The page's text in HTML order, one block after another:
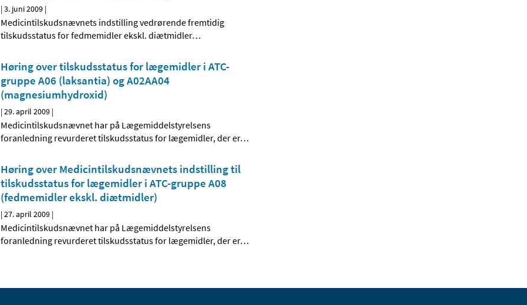
|3. juni 2009 |
Medicintilskudsnævnets indstilling vedrørende fremtidig
tilskudsstatus for fedmemidler ekskl. diætmidler…
Høring over tilskudsstatus for lægemidler i ATC-
gruppe A06 (laksantia) og A02AA04
(magnesiumhydroxid)
|29. april 2009 |
Medicintilskudsnævnet har på Lægemiddelstyrelsens
foranledning revurderet tilskudsstatus for lægemidler, der er…
Høring over Medicintilskudsnævnets indstilling til
tilskudsstatus for lægemidler i ATC-gruppe A08
(fedmemidler ekskl. diætmidler)
|27. april 2009 |
Medicintilskudsnævnet har på Lægemiddelstyrelsens
foranledning revurderet tilskudsstatus for lægemidler, der er…